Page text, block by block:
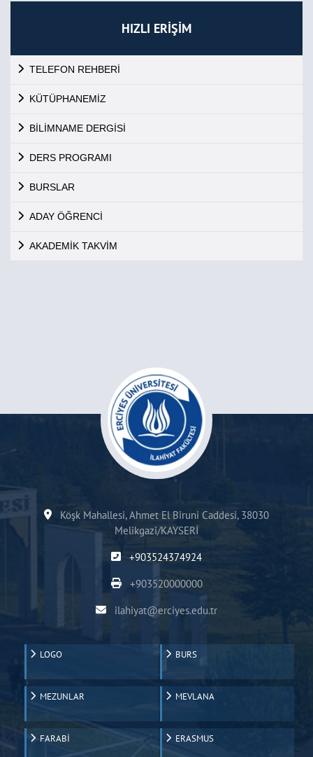
HIZLI ERİŞİM
TELEFON REHBERİ
KÜTÜPHANEMİZ
BİLİMNAME DERGİSİ
DERS PROGRAMI
BURSLAR
ADAY ÖĞRENCİ
AKADEMİK TAKVİM
Köşk Mahallesi, Ahmet El Biruni Caddesi, 38030
Melikgazi/KAYSERİ
+903524374924
+903520000000
ilahiyat@erciyes.edu.tr
LOGO BURS
MEZUNLAR MEVLANA
FARABİ ERASMUS